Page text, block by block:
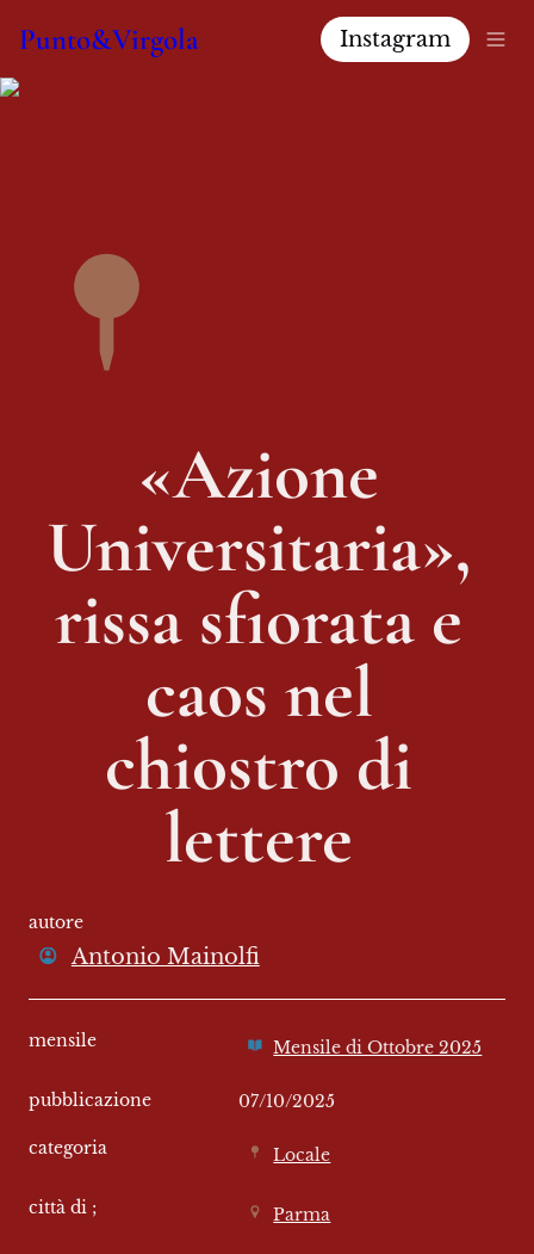
Punto&Virgola Instagram
«Azione
Universitaria»,
rissa sfiorata e
caos nel
chiostro di
lettere
autore
Antonio Mainolfi
mensile Mensile di Ottobre 2025
pubblicazione 07/10/2025
categoria Locale
città di ; Parma